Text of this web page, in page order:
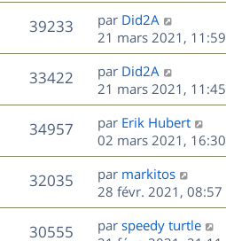
a
g
e
e
s
s
a
g
e
s
e
r
m
e
s
s
a
g
e
u
e
s
n
i
e
r
m
e
s
s
a
g
e
39233V
u
e
s
D
e
r
n
i
e
r
m
e
s
s
a
g
par Did2A
21 mars 2021, 11:59
33422V
u
D
e
r
n
i
e
r
m
e
s
par Did2A
21 mars 2021, 11:45
34957V
u
D
e
r
n
i
e
r
par Erik Hubert
02 mars 2021, 16:30
32035V
u
D
e
r
n
par markitos
28 févr. 2021, 08:57
30555V
D
par speedy turtle